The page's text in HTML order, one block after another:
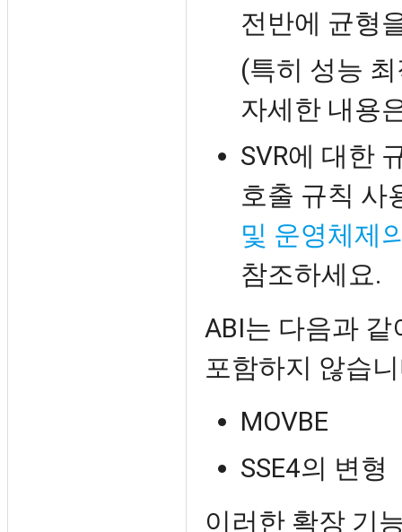
전반에 균형
(특히 성능
자세한 내용
SVR에 대한
호출 규칙 사
및 운영체제
참조하세요.
ABI는 다음과
포함하지 않습
MOVBE
SSE4의 변형
이러한 확장 기